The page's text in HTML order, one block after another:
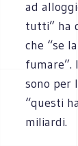
ad
tutti” ha
che “se
fumare”.
sono per
“questi
miliardi.